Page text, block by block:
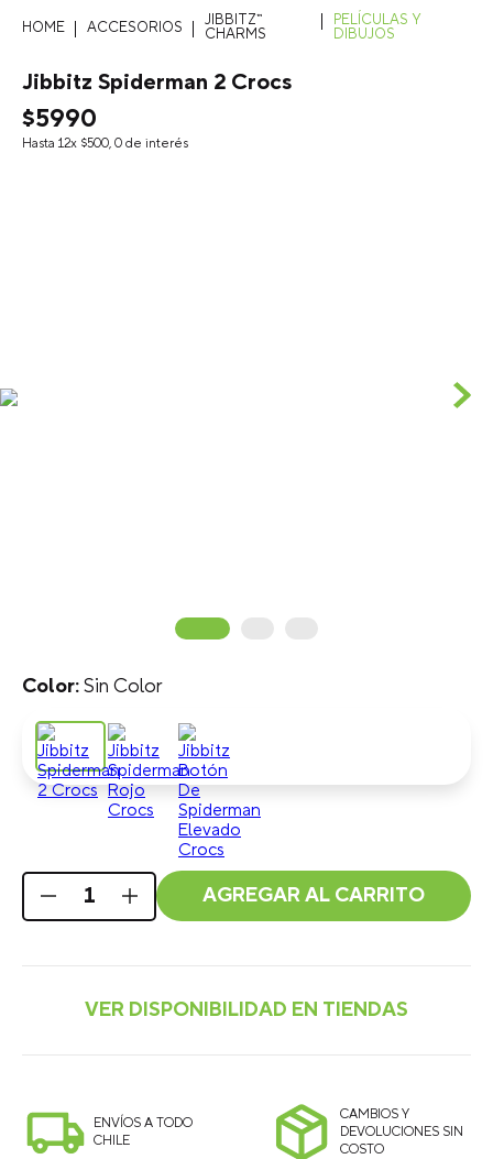
ACCESORIOS
JIBBITZ™
CHARMS
PELÍCULAS Y
DIBUJOS
Jibbitz Spiderman 2 Crocs
$5990
Hasta 12x $500, 0 de interés
Sin Color
AGREGAR AL CARRITO
ENVÍOS A TODO
CHILE
CAMBIOS Y
DEVOLUCIONES SIN
COSTO